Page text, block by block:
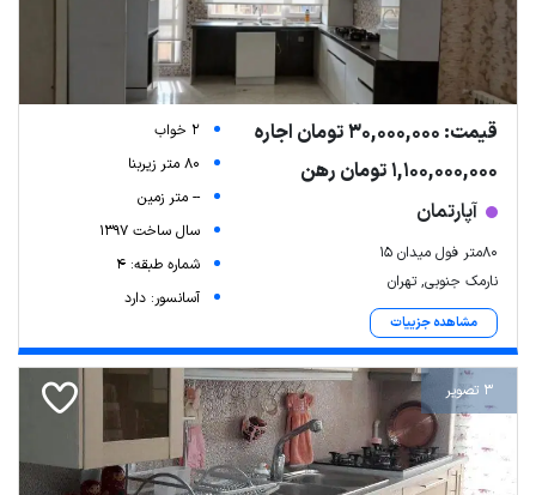
قیمت: 30,000,000 تومان اجاره
1,100,000,000 تومان رهن
آپارتمان
۸۰متر فول میدان ۱۵
نارمک جنوبی, تهران
مشاهده جزییات
2 خواب
80 متر زیربنا
-- متر زمین
سال ساخت 1397
شماره طبقه: 4
آسانسور: دارد
3 تصویر